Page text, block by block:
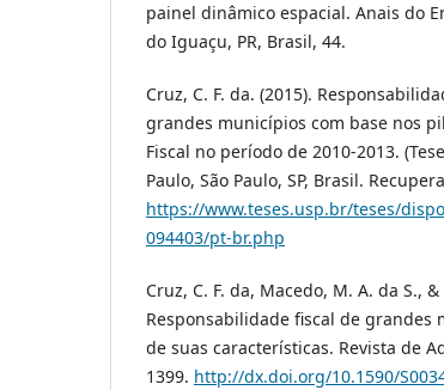
painel dinâmico espacial. Anais do
do Iguaçu, PR, Brasil, 44.
Cruz, C. F. da. (2015).
grandes municípios com base nos
Fiscal no período de 2010-2013.
Paulo, São Paulo, SP, Brasil.
https://www.teses.usp.br/teses/
094403/pt-br.php
Cruz, C. F. da, Macedo, M. A. da S.,
Responsabilidade fiscal de
de suas características. Revista de
1399. http://dx.doi.org/10.1590/